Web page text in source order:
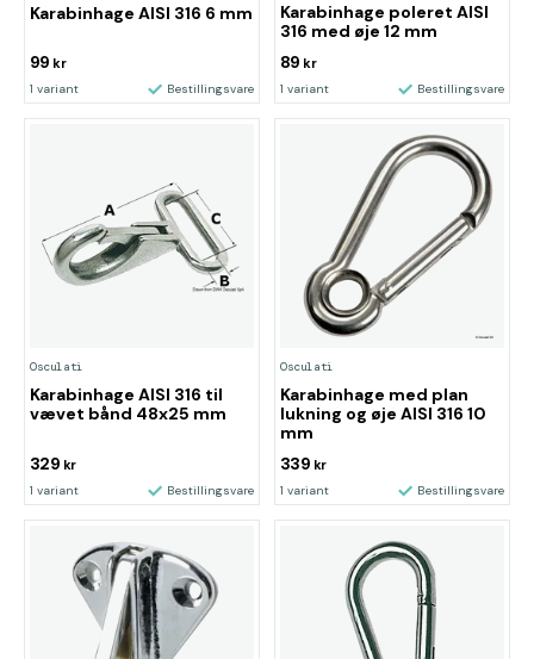
Karabinhage AISI 316 6 mm
99 kr
1 variant Bestillingsvare
Karabinhage poleret AISI
316 med øje 12 mm
89 kr
1 variant Bestillingsvare
Osculati
Karabinhage AISI 316 til
vævet bånd 48x25 mm
329 kr
1 variant Bestillingsvare
Osculati
Karabinhage med plan
lukning og øje AISI 316 10
mm
339 kr
1 variant Bestillingsvare